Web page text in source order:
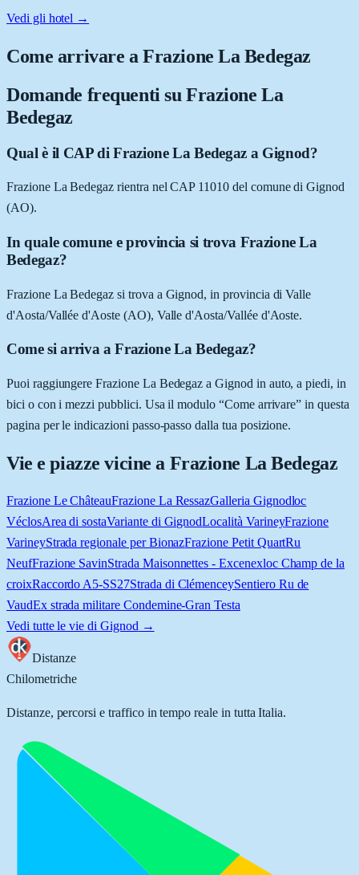
Vedi gli hotel →
Come arrivare aFrazione La Bedegaz
Domande frequenti su Frazione La
Bedegaz
Qual è il CAP di Frazione La Bedegaz a Gignod?
Frazione La Bedegaz rientra nel CAP 11010 del comune di Gignod
(AO).
In quale comune e provincia si trova Frazione La
Bedegaz?
Frazione La Bedegaz si trova a Gignod, in provincia di Valle
d'Aosta/Vallée d'Aoste (AO), Valle d'Aosta/Vallée d'Aoste.
Come si arriva a Frazione La Bedegaz?
Puoi raggiungere Frazione La Bedegaz a Gignod in auto, a piedi, in
bici o con i mezzi pubblici. Usa il modulo “Come arrivare” in questa
pagina per le indicazioni passo-passo dalla tua posizione.
Vie e piazze vicine a Frazione La Bedegaz
Frazione Le ChâteauFrazione La RessazGalleria Gignodloc
VéclosArea di sostaVariante di GignodLocalità VarineyFrazione
VarineyStrada regionale per BionazFrazione Petit QuartRu
NeufFrazione SavinStrada Maisonnettes - Excenexloc Champ de la
croixRaccordo A5-SS27Strada di ClémenceySentiero Ru de
VaudEx strada militare Condemine-Gran Testa
Vedi tutte le vie di Gignod →
Distanze
Chilometriche
Distanze, percorsi e traffico in tempo reale in tutta Italia.